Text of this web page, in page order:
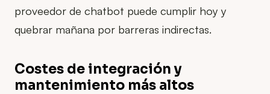
proveedor de chatbot puede cumplir hoy y
quebrar mañana por barreras indirectas.
Costes de integración y
mantenimiento más altos